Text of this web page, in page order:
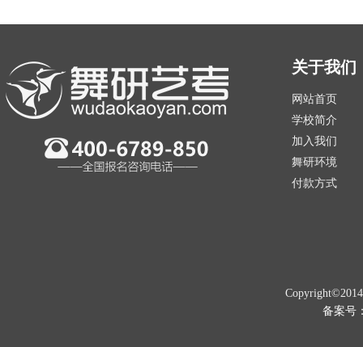
关于我们
网站首页
学校简介
加入我们
舞研环境
付款方式
备案号